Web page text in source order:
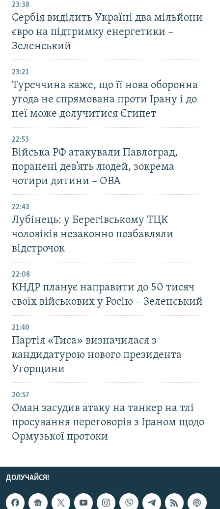
23:38
Сербія виділить Україні два мільйони
євро на підтримку енергетики –
Зеленський
23:21
Туреччина каже, що її нова оборонна
угода не спрямована проти Ірану і до
неї може долучитися Єгипет
22:53
Війська РФ атакували Павлоград,
поранені дев’ять людей, зокрема
чотири дитини – ОВА
22:43
Лубінець: у Берегівському ТЦК
чоловіків незаконно позбавляли
відстрочок
22:08
КНДР планує направити до 50 тисяч
своїх військових у Росію – Зеленський
21:40
Партія «Тиса» визначилася з
кандидатурою нового президента
Угорщини
20:57
Оман засудив атаку на танкер на тлі
просування переговорів з Іраном щодо
Ормузької протоки
ДОЛУЧАЙСЯ!